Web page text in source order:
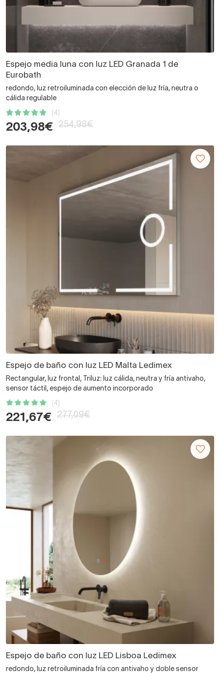
Espejo media luna con luz LED Granada 1 de
Eurobath
redondo, luz retroiluminada con elección de luz fría, neutra o
cálida regulable
(4)
203,98€ 254,98€
Espejo de baño con luz LED Malta Ledimex
Rectangular, luz frontal, Triluz: luz cálida, neutra y fría antivaho,
sensor táctil, espejo de aumento incorporado
(4)
221,67€ 277,09€
Espejo de baño con luz LED Lisboa Ledimex
redondo, luz retroiluminada fría con antivaho y doble sensor